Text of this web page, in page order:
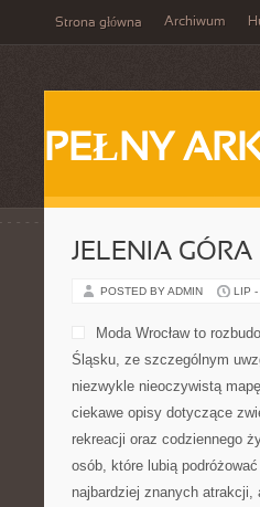
Strona główna Archiwum
PEŁNY
JELENIA GÓRA
POSTED BY ADMIN LIP -
Moda Wrocław to
Śląsku, ze szczególnym
niezwykle nieoczywistą
ciekawe opisy dotyczące
rekreacji oraz codziennego
osób, które lubią
najbardziej znanych